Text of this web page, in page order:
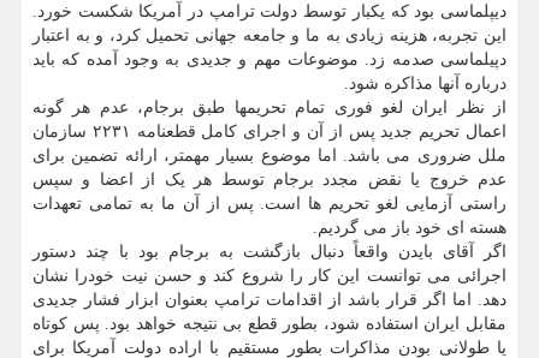
دیپلماسی بود که یکبار توسط دولت ترامپ در آمریکا شکست خورد.
این تجربه، هزینه زیادی به ما و جامعه جهانی تحمیل کرد، و به اعتبار
دپیلماسی صدمه زد. موضوعات مهم و جدیدی به وجود آمده که باید
درباره آنها مذاکره شود.
از نظر ایران لغو فوری تمام تحریمها طبق برجام، عدم هر گونه
اعمال تحریم جدید پس از آن و اجرای کامل قطعنامه ۲۲۳۱ سازمان
ملل ضروری می باشد. اما موضوع بسیار مهمتر، ارائه تضمین برای
عدم خروج یا نقض مجدد برجام توسط هر یک از اعضا و سپس
راستی آزمایی لغو تحریم ها است. پس از آن ما به تمامی تعهدات
هسته ای خود باز می گردیم.
اگر آقای بایدن واقعاً دنبال بازگشت به برجام بود با چند دستور
اجرائی می توانست این کار را شروع کند و حسن نیت خودرا نشان
دهد. اما اگر قرار باشد از اقدامات ترامپ بعنوان ابزار فشار جدیدی
مقابل ایران استفاده شود، بطور قطع بی نتیجه خواهد بود. پس کوتاه
یا طولانی بودن مذاکرات بطور مستقیم با اراده دولت آمریکا برای